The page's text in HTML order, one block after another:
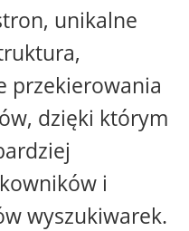
unikalne
przekierowania
dzięki którym
i
wyszukiwarek.